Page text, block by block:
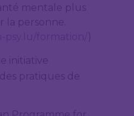
mentale plus
la personne.
)
initiative
pratiques de